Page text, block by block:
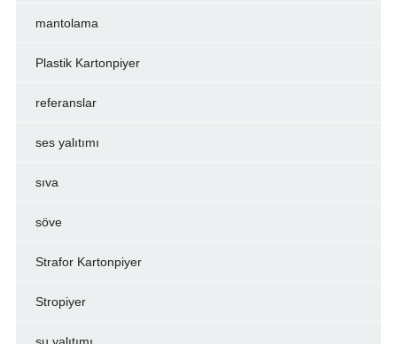
mantolama
Plastik Kartonpiyer
referanslar
ses yalıtımı
sıva
söve
Strafor Kartonpiyer
Stropiyer